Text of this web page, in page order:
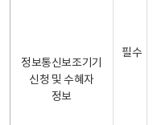
정보통신보조기기
신청 및 수혜자
정보
필수